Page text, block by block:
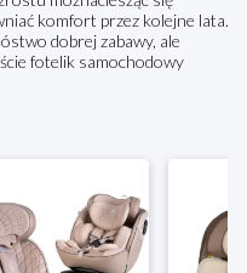
komfort przez kolejne lata.
dobrej zabawy, ale
fotelik samochodowy